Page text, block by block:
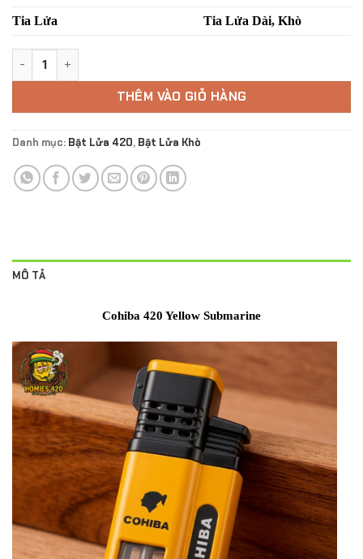
Tia Lửa Tia Lửa Dài, Khò
Cohiba 420 Yellow Submarine số lượng
THÊM VÀO GIỎ HÀNG
Danh mục: Bật Lửa 420, Bật Lửa Khò
MÔ TẢ
Cohiba 420 Yellow Submarine